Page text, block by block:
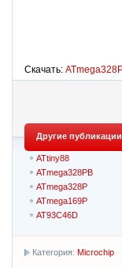
Скачать:
Другие
ATtiny88
ATmega328PB
ATmega328P
ATmega169P
AT93C46D
Категория: Microchip